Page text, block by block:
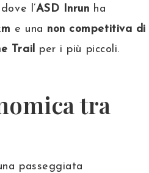
l’ASD Inrun ha
e una non competitiva di
Trail per i più piccoli.
tra
passeggiata